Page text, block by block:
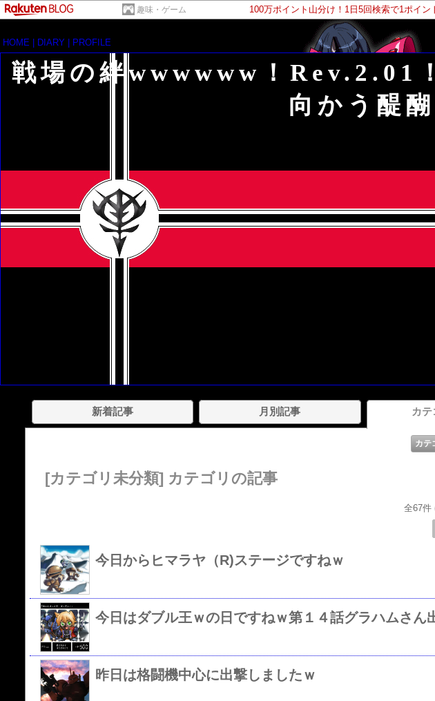
趣味・ゲーム 100万ポイント山分け！1日5回検索で1ポイン
HOME
DIARY PROFILE
戦場の絆wwwwww！Rev.2.01
向かう醍
新着記事 月別記事 カ
カテ
[カテゴリ未分類] カテゴリの記事
全67件
今日からヒマラヤ（R)ステージですねｗ
今日はダブル王ｗの日ですねｗ第１４話グラハムさん
昨日は格闘機中心に出撃しましたｗ